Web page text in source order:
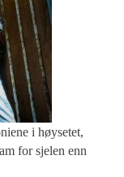
i høysetet,
for sjelen enn